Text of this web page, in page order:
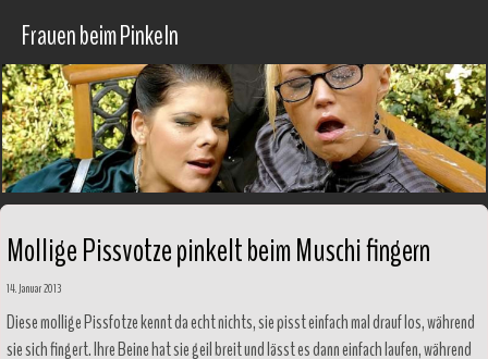
Frauen beim Pinkeln
Mollige Pissvotze pinkelt beim Muschi fingern
14. Januar 2013
Diese mollige Pissfotze kennt da echt nichts, sie pisst einfach mal drauf los, während
sie sich fingert. Ihre Beine hat sie geil breit und lässt es dann einfach laufen, während